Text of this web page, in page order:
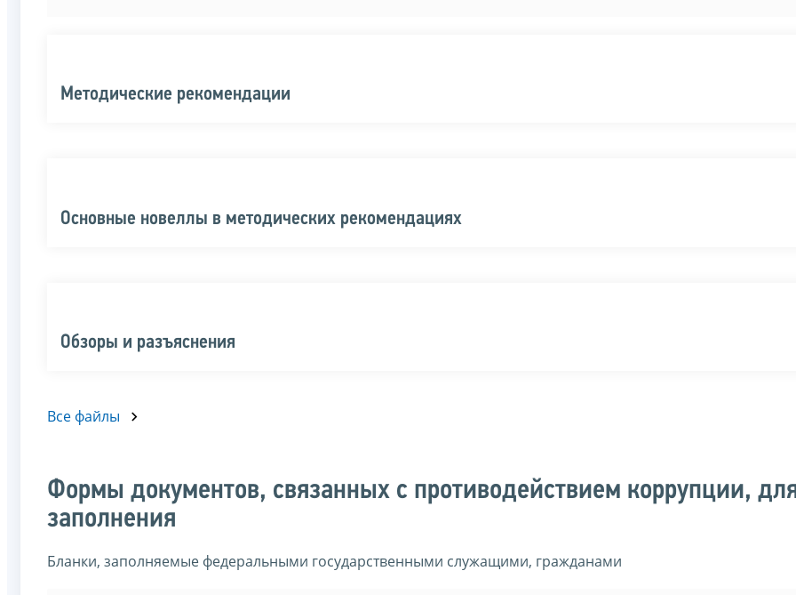
Методические рекомендации
Основные новеллы в методических рекомендациях
Обзоры и разъяснения
Все файлы
Формы документов, связанных с противодействием коррупции,
заполнения
Бланки, заполняемые федеральными государственными служащими, гражданами